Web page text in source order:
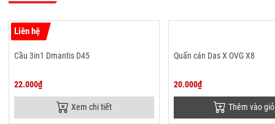
Liên hệ
Cầu 3in1 Dmantis D45
22.000₫
Xem chi tiết
Quấn cán Das X OVG X8
20.000₫
Thêm vào giỏ